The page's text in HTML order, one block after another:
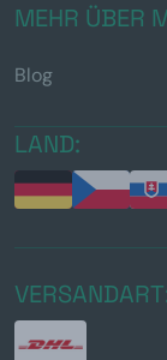
MEHR ÜBER
Blog
LAND: